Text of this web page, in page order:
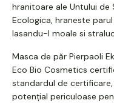
hranitoare ale Untului de
Ecologica, hraneste
lasandu-l moale si
Masca de păr Pierpaoli
Eco Bio Cosmetics
standardul de
potențial periculoase